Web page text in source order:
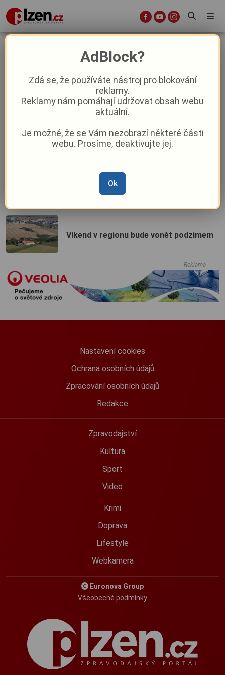
Zmatek ve Štěnovicích. Falešné
značení poslalo pacienty na neexistující
adresu
Štěnovický zámek ožije jarem: Přijďte
na Velikonoční jarmark plný dobrot a
Jak se bude slavit 105. výročí vzniku
Československa?
Víkend v regionu bude vonět podzimem
Reklama
Nastavení cookies
Ochrana osobních údajů
Zpracování osobních údajů
Redakce
Zpravodajství
Kultura
Sport
Video
Krimi
Doprava
Lifestyle
Webkamera
Euronova Group
Všeobecné podmínky
AdBlock?
Zdá se, že používáte nástroj pro blokování
reklamy.
Reklamy nám pomáhají udržovat obsah webu
aktuální.
Je možné, že se Vám nezobrazí některé části
webu. Prosíme, deaktivujte jej.
Ok